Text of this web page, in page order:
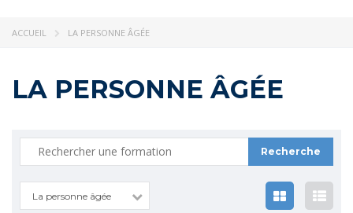
ACCUEIL LA PERSONNE ÂGÉE
LA PERSONNE ÂGÉE
Recherche
pour :
La personne âgée